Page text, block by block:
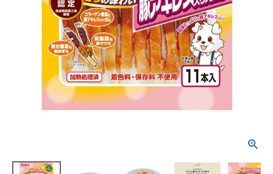
ACCOUNT MENU
ようこそ ゲスト 様
ログイン person 新規会員登録